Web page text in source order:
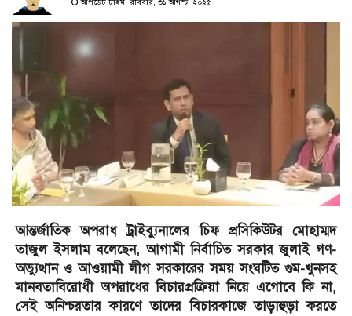
আপডেট টাইম: রবিবার, ৩১ আগস্ট, ২০২৫
আন্তর্জাতিক অপরাধ ট্রাইব্যুনালের চিফ প্রসিকিউটর মোহাম্মদ
তাজুল ইসলাম বলেছেন, আগামী নির্বাচিত সরকার জুলাই গণ-
অভ্যুত্থান ও আওয়ামী লীগ সরকারের সময় সংঘটিত গুম-খুনসহ
মানবতাবিরোধী অপরাধের বিচারপ্রক্রিয়া নিয়ে এগোবে কি না,
সেই অনিশ্চয়তার কারণে তাদের বিচারকাজে তাড়াহুড়া করতে